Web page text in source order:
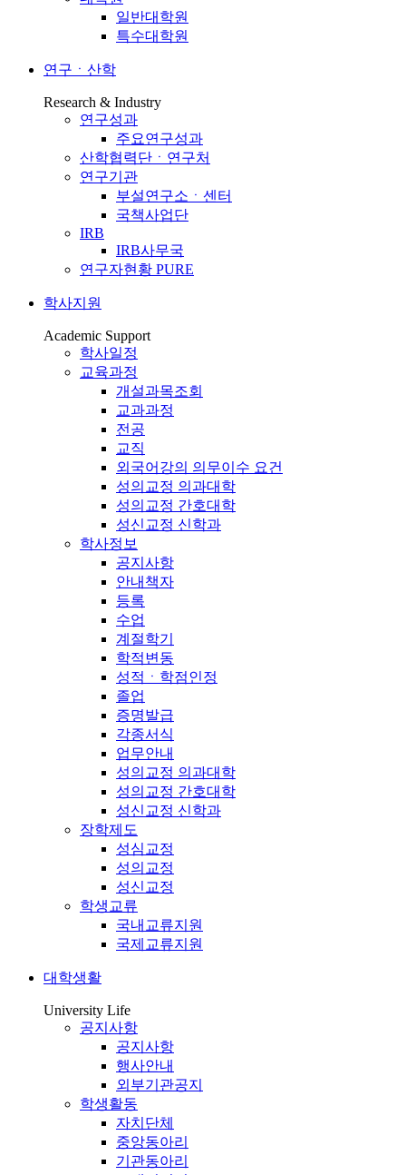
일반대학원
특수대학원
연구ㆍ산학
Research & Industry
연구성과
주요연구성과
산학협력단ㆍ연구처
연구기관
부설연구소ㆍ센터
국책사업단
IRB
IRB사무국
연구자현황 PURE
학사지원
Academic Support
학사일정
교육과정
개설과목조회
교과과정
전공
교직
외국어강의 의무이수 요건
성의교정 의과대학
성의교정 간호대학
성신교정 신학과
학사정보
공지사항
안내책자
등록
수업
계절학기
학적변동
성적ㆍ학점인정
졸업
증명발급
각종서식
업무안내
성의교정 의과대학
성의교정 간호대학
성신교정 신학과
장학제도
성심교정
성의교정
성신교정
학생교류
국내교류지원
국제교류지원
대학생활
University Life
공지사항
공지사항
행사안내
외부기관공지
학생활동
자치단체
중앙동아리
기관동아리